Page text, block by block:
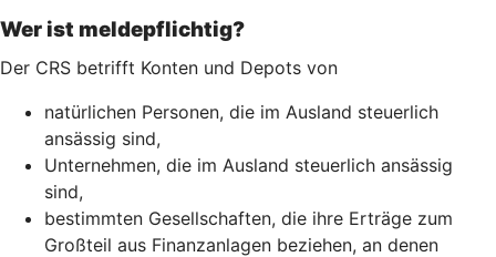
Wer ist meldepflichtig?
Der CRS betrifft Konten und Depots von
natürlichen Personen, die im Ausland steuerlich
ansässig sind,
Unternehmen, die im Ausland steuerlich ansässig
sind,
bestimmten Gesellschaften, die ihre Erträge zum
Großteil aus Finanzanlagen beziehen, an denen